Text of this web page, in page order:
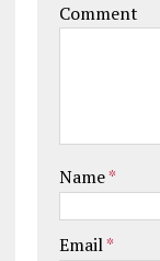
Comment
Name*
Email*